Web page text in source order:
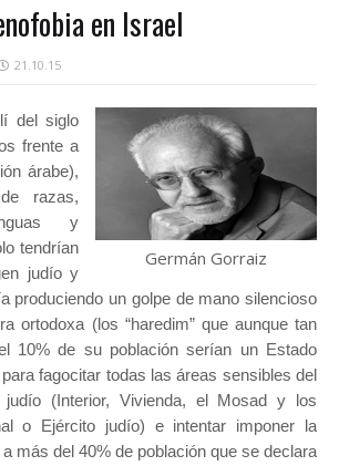
en Israel
21.10.15
Germán Gorraiz
del siglo
frente a
árabe),
razas,
y
tendrían
judío y
produciendo un golpe de mano silencioso
ortodoxa (los “haredim” que aunque tan
10% de su población serían un Estado
fagocitar todas las áreas sensibles del
judío (Interior, Vivienda, el Mosad y los
o Ejército judío) e intentar imponer la
a más del 40% de población que se declara